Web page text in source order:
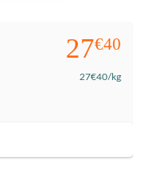
27€40
27€40/kg